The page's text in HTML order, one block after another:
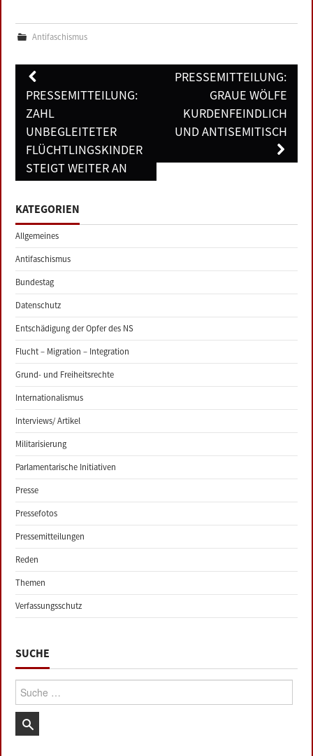
Antifaschismus
Post
navigation
PRESSEMITTEILUNG:
ZAHL
UNBEGLEITETER
FLÜCHTLINGSKINDER
STEIGT WEITER AN
PRESSEMITTEILUNG:
GRAUE WÖLFE
KURDENFEINDLICH
UND ANTISEMITISCH
KATEGORIEN
Allgemeines
Antifaschismus
Bundestag
Datenschutz
Entschädigung der Opfer des NS
Flucht – Migration – Integration
Grund- und Freiheitsrechte
Internationalismus
Interviews/ Artikel
Militarisierung
Parlamentarische Initiativen
Presse
Pressefotos
Pressemitteilungen
Reden
Themen
Verfassungsschutz
SUCHE
Suche: